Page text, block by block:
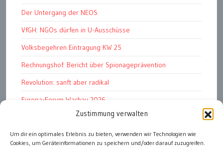
Zustimmung verwalten
Um dir ein optimales Erlebnis zu bieten, verwenden wir Technologien wie
Cookies, um Geräteinformationen zu speichern und/oder darauf zuzugreifen.
Der Untergang der NEOS
VfGH: NGOs dürfen in U-Ausschüsse
Volksbegehren Eintragung KW 25
Rechnungshof: Bericht über Spionageprävention
Revolution: sanft aber radikal
Europa-Forum Wachau 2026
Amnesty Report 2025/26
Attac kritisiert neues EU-Rüstungspaket